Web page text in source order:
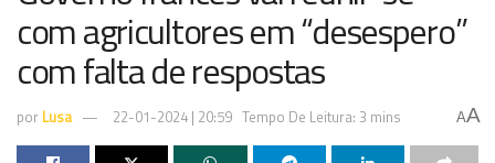
com agricultores em “desespero”
com falta de respostas
por Lusa 22-01-2024 | 20:59 Tempo De Leitura: 3 mins AA